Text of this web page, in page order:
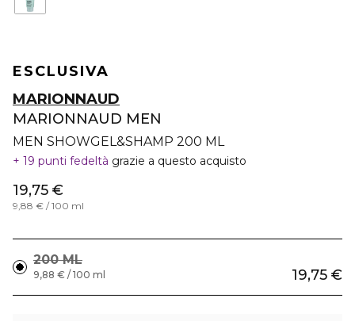
ESCLUSIVA
MARIONNAUD
MARIONNAUD MEN
MEN SHOWGEL&SHAMP 200 ML
19 punti fedeltà grazie a questo acquisto
19,75 €
9,88 € / 100 ml
200 ML
19,75 €
9,88 € / 100 ml